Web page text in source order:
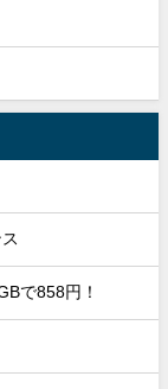
で858円！